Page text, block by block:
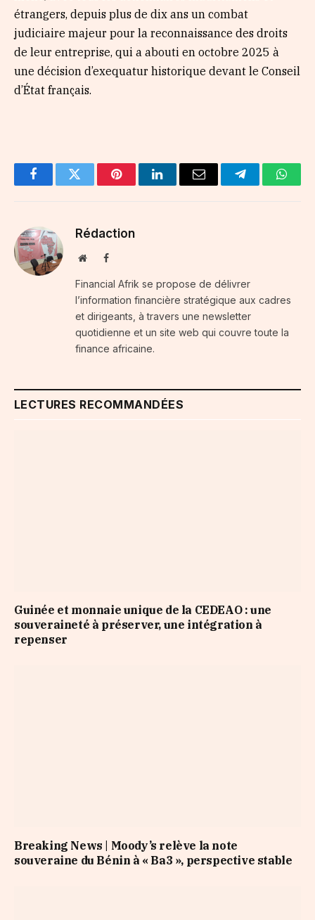
étrangers, depuis plus de dix ans un combat
judiciaire majeur pour la reconnaissance des droits
de leur entreprise, qui a abouti en octobre 2025 à
une décision d’exequatur historique devant le Conseil
d’État français.
FacebookTwitter PinterestLinkedInEmail Telegram
Rédaction
WebsiteFacebook
Financial Afrik se propose de délivrer
l’information financière stratégique aux cadres
et dirigeants, à travers une newsletter
quotidienne et un site web qui couvre toute la
finance africaine.
LECTURES RECOMMANDÉES
Guinée et monnaie unique de la CEDEAO : une
souveraineté à préserver, une intégration à
repenser
Breaking News | Moody’s relève la note
souveraine du Bénin à « Ba3 », perspective stable